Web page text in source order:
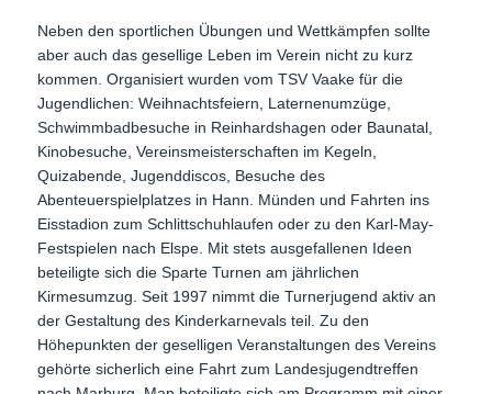
Neben den sportlichen Übungen und Wettkämpfen sollte
aber auch das gesellige Leben im Verein nicht zu kurz
kommen. Organisiert wurden vom TSV Vaake für die
Jugendlichen: Weihnachtsfeiern, Laternenumzüge,
Schwimmbadbesuche in Reinhardshagen oder Baunatal,
Kinobesuche, Vereinsmeisterschaften im Kegeln,
Quizabende, Jugenddiscos, Besuche des
Abenteuerspielplatzes in Hann. Münden und Fahrten ins
Eisstadion zum Schlittschuhlaufen oder zu den Karl-May-
Festspielen nach Elspe. Mit stets ausgefallenen Ideen
beteiligte sich die Sparte Turnen am jährlichen
Kirmesumzug. Seit 1997 nimmt die Turnerjugend aktiv an
der Gestaltung des Kinderkarnevals teil. Zu den
Höhepunkten der geselligen Veranstaltungen des Vereins
gehörte sicherlich eine Fahrt zum Landesjugendtreffen